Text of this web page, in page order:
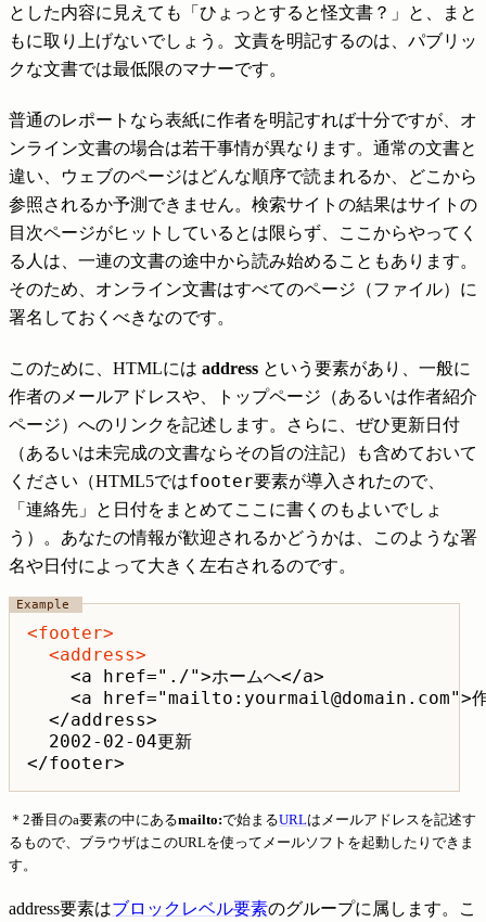
とした内容に見えても「ひょっとすると怪文書？」と、まと
もに取り上げないでしょう。文責を明記するのは、パブリッ
クな文書では最低限のマナーです。
普通のレポートなら表紙に作者を明記すれば十分ですが、オ
ンライン文書の場合は若干事情が異なります。通常の文書と
違い、ウェブのページはどんな順序で読まれるか、どこから
参照されるか予測できません。検索サイトの結果はサイトの
目次ページがヒットしているとは限らず、ここからやってく
る人は、一連の文書の途中から読み始めることもあります。
そのため、オンライン文書はすべてのページ（ファイル）に
署名しておくべきなのです。
このために、HTMLには address という要素があり、一般に
作者のメールアドレスや、トップページ（あるいは作者紹介
ページ）へのリンクを記述します。さらに、ぜひ更新日付
（あるいは未完成の文書ならその旨の注記）も含めておいて
ください（HTML5ではfooter要素が導入されたので、
「連絡先」と日付をまとめてここに書くのもよいでしょ
う）。あなたの情報が歓迎されるかどうかは、このような署
名や日付によって大きく左右されるのです。
<footer>
<address>
    <a href="./">ホームへ</a>
<a href="mailto:yourmail@domain.com">作
  </address>
  2002-02-04更新
</footer>
＊2番目のa要素の中にあるmailto:で始まるURLはメールアドレスを記述す
るもので、ブラウザはこのURLを使ってメールソフトを起動したりできま
す。
address要素はブロックレベル要素のグループに属します。こ